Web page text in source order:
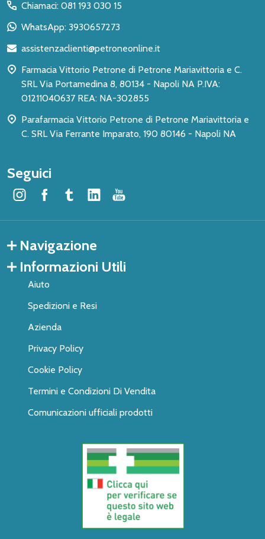
del
piè
pagina
Chiamaci: 081 193 030 15
WhatsApp: 3930657273
assistenzaclienti@petroneonline.it
Farmacia Vittorio Petrone di Petrone Mariavittoria e C.
SRL Via Portamedina 8, 80134 - Napoli NA P.IVA:
01211040637 REA: NA-302855
Parafarmacia Vittorio Petrone di Petrone Mariavittoria e
C. SRL Via Ferrante Imparato, 190 80146 - Napoli NA
Seguici
Navigazione
Informazioni Utili
Aiuto
Spedizioni e Resi
Azienda
Privacy Policy
Cookie Policy
Termini e Condizioni Di Vendita
Comunicazioni ufficiali prodotti